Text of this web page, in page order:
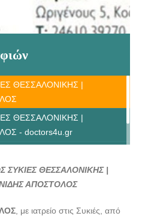
ΘΕΣΣΑΛΟΝΙΚΗΣ |
ΘΕΣΣΑΛΟΝΙΚΗΣ |
- doctors4u.gr
- doctors4u.gr
ΣΥΚΙΕΣ ΘΕΣΣΑΛΟΝΙΚΗΣ |
ΑΠΟΣΤΟΛΟΣ
, με ιατρείο στις Συκιές, από